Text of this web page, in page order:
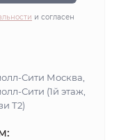
и согласен
Сити Москва,
Сити (1й этаж,
Т2)